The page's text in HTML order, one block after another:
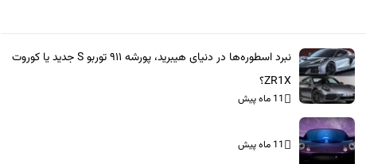
نبرد اسطوره‌ها در دنیای هیبرید، پورشه ۹۱۱ توربو S جدید یا کوروت
ZR1X؟
11 ماه پیش
11 ماه پیش